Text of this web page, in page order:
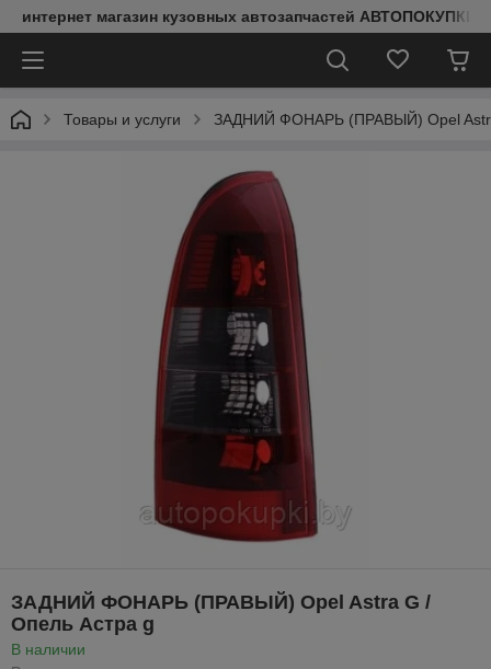
интернет магазин кузовных автозапчастей АВТОПОКУПКИ
Товары и услуги ЗАДНИЙ ФОНАРЬ (ПРАВЫЙ) Opel
ЗАДНИЙ ФОНАРЬ (ПРАВЫЙ) Opel Astra G /
Опель Астра g
В наличии